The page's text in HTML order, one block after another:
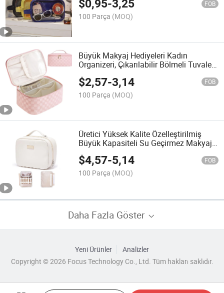
$0,95-3,25 FOB
100 Parça (MOQ)
Büyük Makyaj Hediyeleri Kadın
Organizeri, Çıkarılabilir Bölmeli Tuvalet
$2,57-3,14 FOB
100 Parça (MOQ)
Üretici Yüksek Kalite Özelleştirilmiş
Büyük Kapasiteli Su Geçirmez Makyaj
PU Seyahat Kozmetik Çantası
$4,57-5,14 FOB
100 Parça (MOQ)
Daha Fazla Göster
Yeni Ürünler
Analizler
Copyright © 2026 Focus Technology Co., Ltd. Tüm hakları saklıdır.